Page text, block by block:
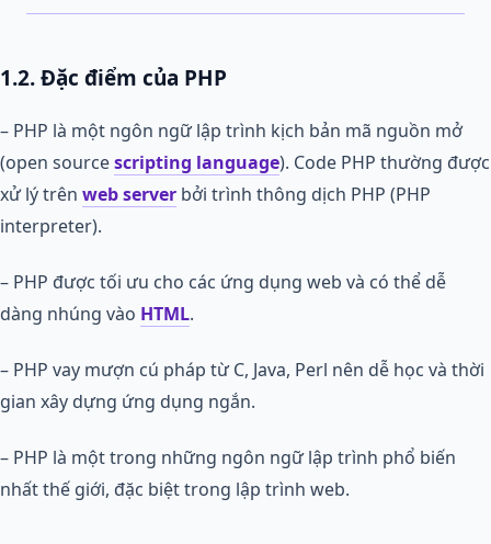
1.2. Đặc điểm của PHP
– PHP là một ngôn ngữ lập trình kịch bản mã nguồn mở
(open sourcescripting language). Code PHP thường được
xử lý trên web server bởi trình thông dịch PHP (PHP
interpreter).
– PHP được tối ưu cho các ứng dụng web và có thể dễ
dàng nhúng vào HTML.
– PHP vay mượn cú pháp từ C, Java, Perl nên dễ học và thời
gian xây dựng ứng dụng ngắn.
– PHP là một trong những ngôn ngữ lập trình phổ biến
nhất thế giới, đặc biệt trong lập trình web.